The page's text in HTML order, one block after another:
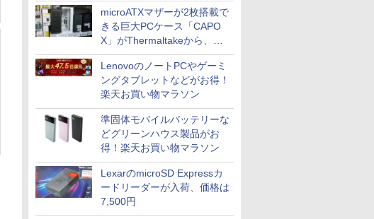
microATXマザーが2枚搭載で
きる巨大PCケース「CAPO
X」がThermaltakeから、カ
ラーは2色
LenovoのノートPCやゲーミ
ングタブレットなどがお得！
楽天お買い物マラソン
準固体モバイルバッテリーな
どグリーンハウス製品がお
得！楽天お買い物マラソン
LexarのmicroSD Expressカ
ードリーダーが入荷、価格は
7,500円